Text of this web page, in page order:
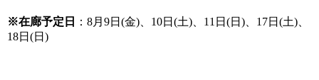
※在廊予定日 ：8月9日(金)、10日(土)、11日(日)、 17日(土)、
18日(日)